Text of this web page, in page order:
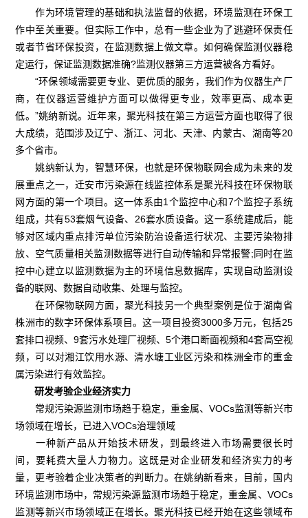
作为环境管理的基础和执法监督的依据，环境监测在环保工
作中至关重要。但实际工作中，总有一些企业为了逃避环保责任
或者节省环保投资，在监测数据上做文章。如何确保监测仪器稳
定运行，保证监测数据准确?监测仪器第三方运营被各方看好。
“环保领域需要更专业、更优质的服务，我们作为仪器生产厂
商，在仪器运营维护方面可以做得更专业，效率更高、成本更
低。”姚纳新说。近年来，聚光科技在第三方运营方面也取得了很
大成绩，范围涉及辽宁、浙江、河北、天津、内蒙古、湖南等20
多个省市。
姚纳新认为，智慧环保，也就是环保物联网会成为未来的发
展重点之一，迁安市污染源在线监控体系是聚光科技在环保物联
网方面的第一个项目。这一体系由1个监控中心和7个监控子系统
组成，共有53套烟气设备、26套水质设备。这一系统建成后，能
够对区域内重点排污单位污染防治设备运行状况、主要污染物排
放、空气质量相关监测数据等进行自动传输和异常报警;同时在监
控中心建立以监测数据为主的环境信息数据库，实现自动监测设
备的联网、数据自动收集、处理与监控。
在环保物联网方面，聚光科技另一个典型案例是位于湖南省
株洲市的数字环保体系项目。这一项目投资3000多万元，包括25
套排口视频、9套污水处理厂视频、5个港口断面视频和4套高空视
频，可以对湘江饮用水源、清水塘工业区污染和株洲全市的重金
属污染进行有效监控。
研发考验企业经济实力
常规污染源监测市场趋于稳定，重金属、VOCs监测等新兴市
场领域在增长，已进入VOCs治理领域
一种新产品从开始技术研发，到最终进入市场需要很长时
间，要耗费大量人力物力。这既是对企业研发和经济实力的考
量，更考验着企业决策者的判断力。在姚纳新看来，目前，国内
环境监测市场中，常规污染源监测市场趋于稳定，重金属、VOCs
监测等新兴市场领域正在增长。聚光科技已经开始在这些领域布